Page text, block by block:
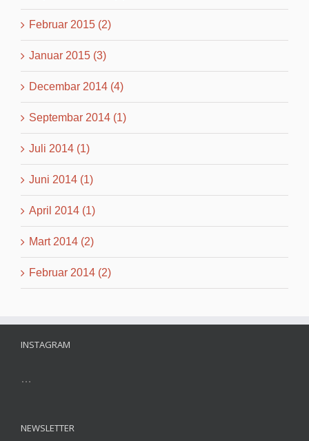
Februar 2015 (2)
Januar 2015 (3)
Decembar 2014 (4)
Septembar 2014 (1)
Juli 2014 (1)
Juni 2014 (1)
April 2014 (1)
Mart 2014 (2)
Februar 2014 (2)
INSTAGRAM
…
NEWSLETTER